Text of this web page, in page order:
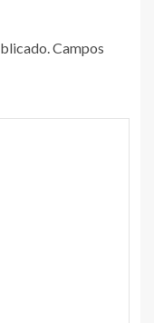
Campos